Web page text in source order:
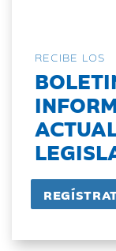
RECIBE LOS